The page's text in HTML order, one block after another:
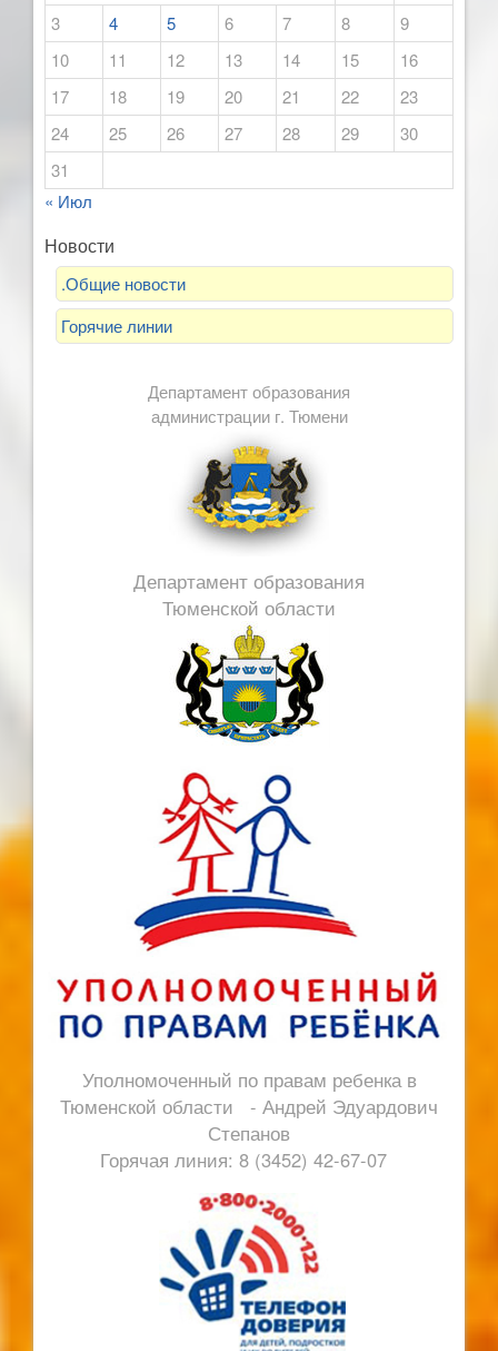
3
4 5 6 7 8
9
10
11 12 13 14 15
16
17
18 19 20 21 22
23
24
25 26 27 28 29
30
31
« Июл
Новости
.Общие новости
Горячие линии
Департамент образования
администрации г. Тюмени
Департамент образования
Тюменской области
Уполномоченный по правам ребенка в
Тюменской области - Андрей Эдуардович
Степанов
Горячая линия: 8 (3452) 42-67-07